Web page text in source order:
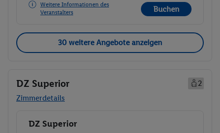
Weitere Informationen des
Veranstalters
Buchen
30 weitere Angebote anzeigen
DZ Superior
2
Zimmerdetails
Buchen
DZ Superior